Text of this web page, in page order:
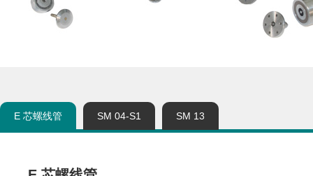
E 芯螺线管 SM 04-S1 SM 13